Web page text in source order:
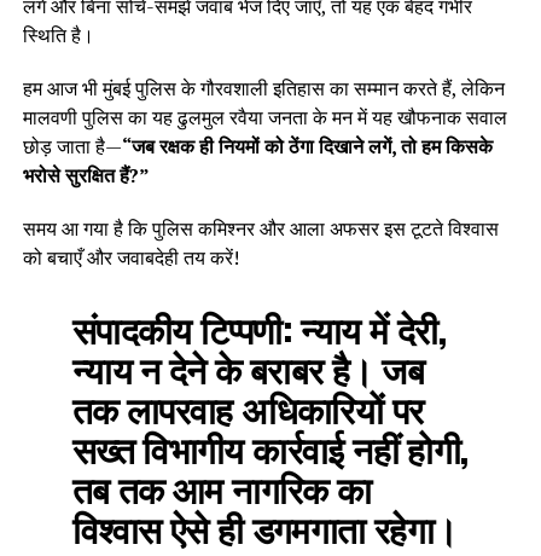
लगे और बिना सोचे-समझे जवाब भेज दिए जाएँ, तो यह एक बेहद गंभीर
स्थिति है।
हम आज भी मुंबई पुलिस के गौरवशाली इतिहास का सम्मान करते हैं, लेकिन
मालवणी पुलिस का यह ढुलमुल रवैया जनता के मन में यह खौफनाक सवाल
छोड़ जाता है—“जब रक्षक ही नियमों को ठेंगा दिखाने लगें, तो हम किसके
भरोसे सुरक्षित हैं?”
समय आ गया है कि पुलिस कमिश्नर और आला अफसर इस टूटते विश्वास
को बचाएँ और जवाबदेही तय करें!
संपादकीय टिप्पणी:न्याय में देरी,
न्याय न देने के बराबर है। जब
तक लापरवाह अधिकारियों पर
सख्त विभागीय कार्रवाई नहीं होगी,
तब तक आम नागरिक का
विश्वास ऐसे ही डगमगाता रहेगा।